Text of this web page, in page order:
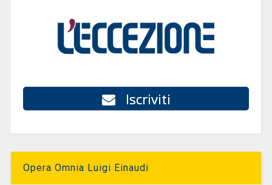
Iscriviti
Opera Omnia Luigi Einaudi